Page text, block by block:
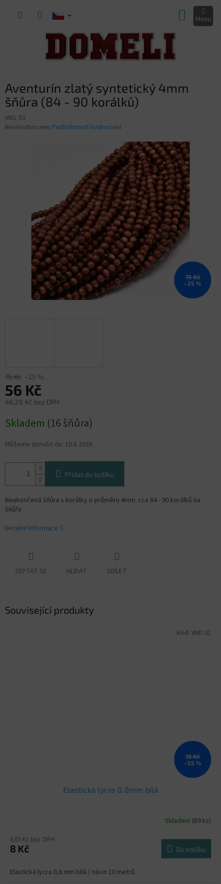
KOŠÍK
Aventurín zlatý syntetický 4mm
šňůra (84 - 90 korálků)
VNG 50
Průměrné
Neohodnoceno Podrobnosti hodnocení
75 Kč
–25 %
75 Kč –25 %
56 Kč
46,28 Kč bez DPH
cena:
Skladem (16 šňůra)
Můžeme doručit do: 10.8.2026
Přidat do košíku
Neukončená šňůra s korálky o průměru 4mm. cca 84 - 90 korálků na
šňůře
Detailní informace
ZEPTAT SE HLÍDAT SDÍLET
Související produkty
18 Kč
–55 %
Elastická lycra 0.8mm bílá
Skladem (89 ks)
6,61 Kč bez DPH
8 Kč Do košíku
Elastická lycra 0,8 mm bílá / návin 10 metrů
Kód: VND 01